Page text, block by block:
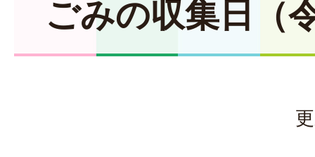
ごみの収集日（